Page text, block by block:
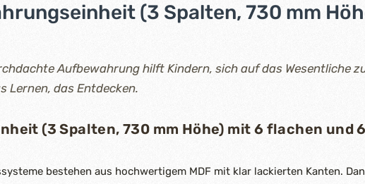
(3 Spalten, 730 mm
Aufbewahrung hilft Kindern, sich auf das Wesentliche
Lernen, das Entdecken.
(3 Spalten, 730 mm Höhe) mit 6 flachen und 6
bestehen aus hochwertigem MDF mit klar lackierten Kanten.